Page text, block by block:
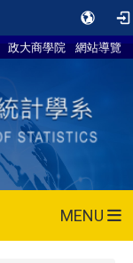
政大商學院 網站導覽
MENU